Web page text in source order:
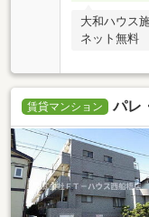
大和ハウス
ネット無料
賃貸マンション パレ